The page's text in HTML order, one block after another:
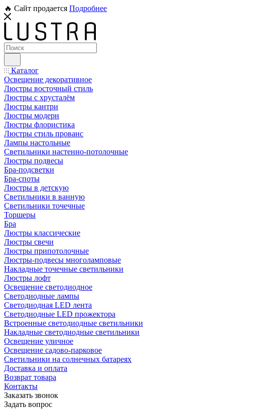
🔥 Сайт продается Подробнее
Каталог
Освещение декоративное
Люстры восточный стиль
Люстры с хрусталём
Люстры кантри
Люстры модерн
Люстры флористика
Люстры стиль прованс
Лампы настольные
Светильники настенно-потолочные
Люстры подвесы
Бра-подсветки
Бра-споты
Люстры в детскую
Светильники в ванную
Светильники точечные
Торшеры
Бра
Люстры классические
Люстры свечи
Люстры припотолочные
Люстры-подвесы многоламповые
Накладные точечные светильники
Люстры лофт
Освещение светодиодное
Светодиодные лампы
Светодиодная LED лента
Светодиодные LED прожектора
Встроенные светодиодные светильники
Накладные светодиодные светильники
Освещение уличное
Освещение садово-парковое
Светильники на солнечных батареях
Доставка и оплата
Возврат товара
Контакты
Заказать звонок
Задать вопрос